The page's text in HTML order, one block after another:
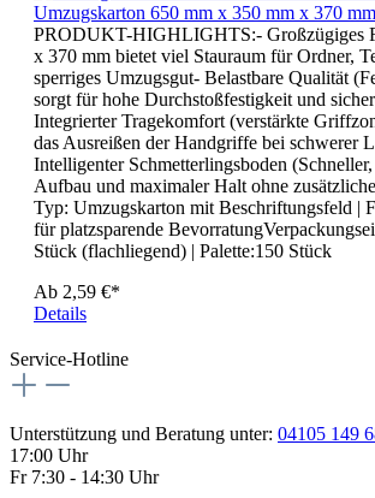
Umzugskarton 650 mm x 350 mm x 370 mm
PRODUKT-HIGHLIGHTS:- Großzügiges
x 370 mm bietet viel Stauraum für Ordner,
sperriges Umzugsgut- Belastbare Qualität
sorgt für hohe Durchstoßfestigkeit und
Integrierter Tragekomfort (verstärkte
das Ausreißen der Handgriffe bei schwerer
Intelligenter Schmetterlingsboden
Aufbau und maximaler Halt ohne
Typ: Umzugskarton mit Beschriftungsfeld |
für platzsparende
Stück (flachliegend) | Palette:150 Stück
Ab 2,59 €*
Details
Service-Hotline
Unterstützung und Beratung unter: 04105 149
17:00 Uhr
Fr 7:30 - 14:30 Uhr